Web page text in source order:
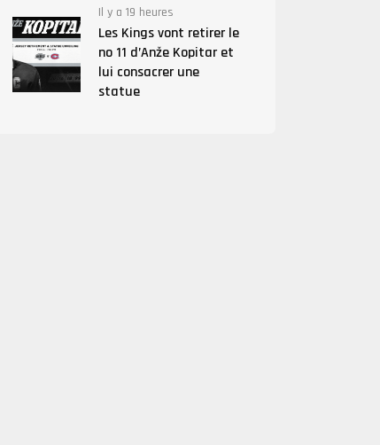
Il y a 19 heures
Les Kings vont retirer le
no 11 d’Anže Kopitar et
lui consacrer une
statue